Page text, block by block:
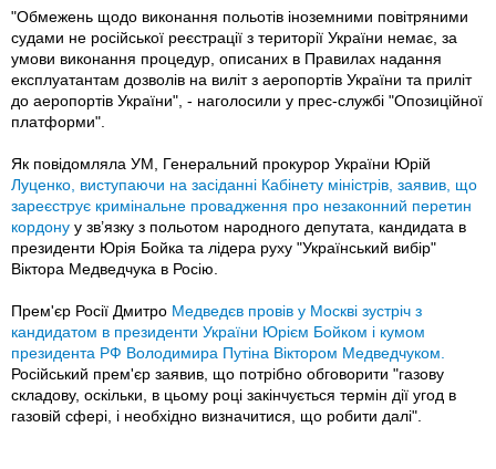
"Обмежень щодо виконання польотів іноземними повітряними
судами не російської реєстрації з території України немає, за
умови виконання процедур, описаних в Правилах надання
експлуатантам дозволів на виліт з аеропортів України та приліт
до аеропортів України", - наголосили у прес-службі "Опозиційної
платформи".
Як повідомляла УМ, Генеральний прокурор України Юрій
Луценко, виступаючи на засіданні Кабінету міністрів, заявив, що
зареєструє кримінальне провадження про незаконний перетин
кордону у зв’язку з польотом народного депутата, кандидата в
президенти Юрія Бойка та лідера руху "Український вибір"
Віктора Медведчука в Росію.
Прем'єр Росії Дмитро Медведєв провів у Москві зустріч з
кандидатом в президенти України Юрієм Бойком і кумом
президента РФ Володимира Путіна Віктором Медведчуком.
Російський прем'єр заявив, що потрібно обговорити "газову
складову, оскільки, в цьому році закінчується термін дії угод в
газовій сфері, і необхідно визначитися, що робити далі".